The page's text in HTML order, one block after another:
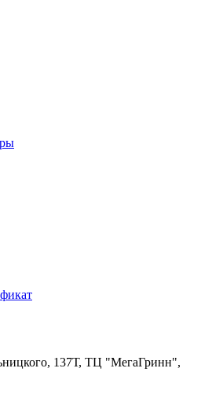
137Т, ТЦ "МегаГринн",